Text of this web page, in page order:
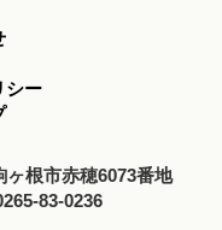
シー
ヶ根市赤穂6073番地
83-0236